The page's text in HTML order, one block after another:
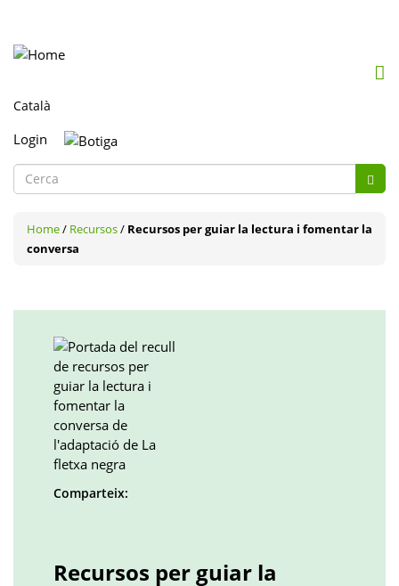
Login
Formulari
cerca
Home/ Recursos/ Recursos per guiar la lectura i fomentar la
conversa
Comparteix:
Recursos per guiar la